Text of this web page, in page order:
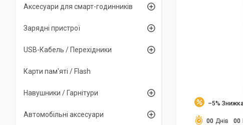
–5%
00 Днів 00
Аксесуари для смарт-годинників
Зарядні пристрої
USB-Кабель / Перехідники
Карти пам'яті / Flash
Навушники / Гарнітури
Автомобільні аксесуари